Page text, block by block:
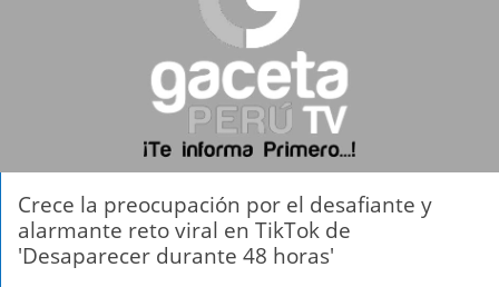
Crece la preocupación por el desafiante y
alarmante reto viral en TikTok de
'Desaparecer durante 48 horas'